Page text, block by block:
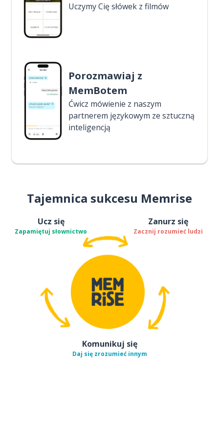
Uczymy Cię słówek z filmów
Porozmawiaj z
MemBotem
Ćwicz mówienie z naszym
partnerem językowym ze sztuczną
inteligencją
Tajemnica sukcesu Memrise
Ucz się
Zapamiętuj słownictwo
Zanurz się
Zacznij rozumieć ludzi
Komunikuj się
Daj się zrozumieć innym